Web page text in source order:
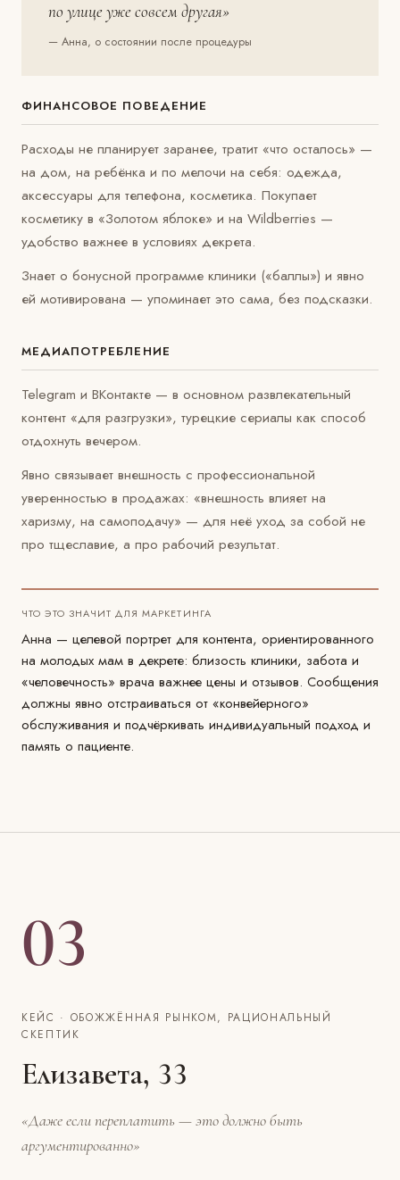
по улице уже совсем другая»
— Анна, о состоянии после процедуры
ФИНАНСОВОЕ ПОВЕДЕНИЕ
Расходы не планирует заранее, тратит «что осталось» —
на дом, на ребёнка и по мелочи на себя: одежда,
аксессуары для телефона, косметика. Покупает
косметику в «Золотом яблоке» и на Wildberries —
удобство важнее в условиях декрета.
Знает о бонусной программе клиники («баллы») и явно
ей мотивирована — упоминает это сама, без подсказки.
МЕДИАПОТРЕБЛЕНИЕ
Telegram и ВКонтакте — в основном развлекательный
контент «для разгрузки», турецкие сериалы как способ
отдохнуть вечером.
Явно связывает внешность с профессиональной
уверенностью в продажах: «внешность влияет на
харизму, на самоподачу» — для неё уход за собой не
про тщеславие, а про рабочий результат.
ЧТО ЭТО ЗНАЧИТ ДЛЯ МАРКЕТИНГА
Анна — целевой портрет для контента, ориентированного
на молодых мам в декрете: близость клиники, забота и
«человечность» врача важнее цены и отзывов. Сообщения
должны явно отстраиваться от «конвейерного»
обслуживания и подчёркивать индивидуальный подход и
память о пациенте.
03
КЕЙС · ОБОЖЖЁННАЯ РЫНКОМ, РАЦИОНАЛЬНЫЙ
СКЕПТИК
Елизавета, 33
«Даже если переплатить — это должно быть
аргументированно»